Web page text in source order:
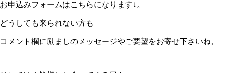
お申込みフォームはこちらになります↓。
どうしても来られない方も
コメント欄に励ましのメッセージやご要望をお寄せ下さいね。